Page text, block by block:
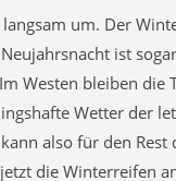
um. Der
ist
Westen bleiben
Wetter der
also für den Rest
die Winterreifen